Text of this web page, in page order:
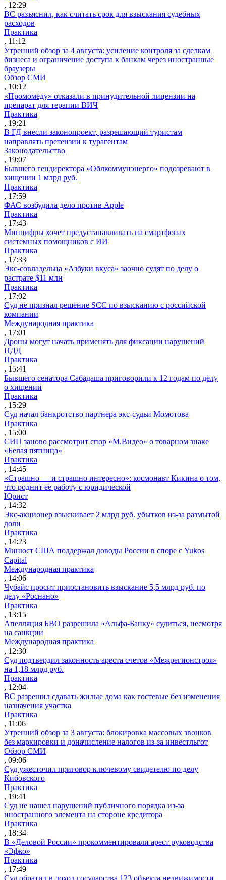
, 12:29
ВС разъяснил, как считать срок для взыскания судебных
расходов
Практика
, 11:12
Утренний обзор за 4 августа: усиление контроля за сделкам
бизнеса и ограничение доступа к банкам через иностранные
браузеры
Обзор СМИ
, 10:12
«Промомеду» отказали в принудительной лицензии на
препарат для терапии ВИЧ
Практика
, 19:21
В ГД внесли законопроект, разрешающий туристам
направлять претензии к турагентам
Законодательство
, 19:07
Бывшего гендиректора «Облкоммунэнерго» подозревают в
хищении 1 млрд руб.
Практика
, 17:59
ФАС возбудила дело против Apple
Практика
, 17:43
Минцифры хочет предустанавливать на смартфонах
системных помощников с ИИ
Практика
, 17:33
Экс-совладельца «Азбуки вкуса» заочно судят по делу о
растрате $11 млн
Практика
, 17:02
Суд не признал решение SCC по взысканию с российской
компании
Международная практика
, 17:01
Дроны могут начать применять для фиксации нарушений
ПДД
Практика
, 15:41
Бывшего сенатора Сабадаша приговорили к 12 годам по делу
о хищении
Практика
, 15:29
Суд начал банкротство партнера экс-судьи Момотова
Практика
, 15:00
СИП заново рассмотрит спор «М.Видео» о товарном знаке
«Белая пятница»
Практика
, 14:45
«Страшно — и страшно интересно»: космонавт Кикина о том,
что роднит ее работу с юридической
Юрист
, 14:32
Экс-акционер взыскивает 2 млрд руб. убытков из-за размытой
доли
Практика
, 14:23
Минюст США поддержал доводы России в споре с Yukos
Capital
Международная практика
, 14:06
Чубайс просит приостановить взыскание 5,5 млрд руб. по
делу «Роснано»
Практика
, 13:15
Апелляция БВО разрешила «Альфа-Банку» судиться, несмотря
на санкции
Международная практика
, 12:30
Суд подтвердил законность ареста счетов «Межрегионстроя»
на 1,18 млрд руб.
Практика
, 12:04
ВС разрешил сдавать жилые дома как гостевые без изменения
назначения участка
Практика
, 11:06
Утренний обзор за 3 августа: блокировка массовых звонков
без маркировки и доначисление налогов из-за инвестльгот
Обзор СМИ
, 09:06
Суд ужесточил приговор ключевому свидетелю по делу
Кибовского
Практика
, 19:41
Суд не нашел нарушений публичного порядка из-за
иностранного элемента на стороне кредитора
Практика
, 18:34
В «Деловой России» прокомментировали арест руководства
«Эфко»
Практика
, 17:49
Суд обратил в доход государства 123 объекта недвижимости